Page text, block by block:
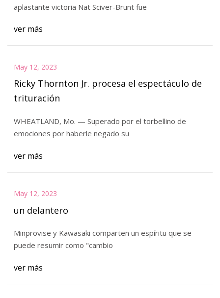
aplastante victoria Nat Sciver-Brunt fue
ver más
May 12, 2023
Ricky Thornton Jr. procesa el espectáculo de
trituración
WHEATLAND, Mo. — Superado por el torbellino de
emociones por haberle negado su
ver más
May 12, 2023
un delantero
Minprovise y Kawasaki comparten un espíritu que se
puede resumir como "cambio
ver más